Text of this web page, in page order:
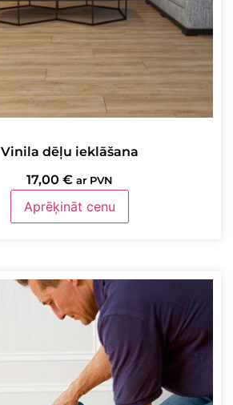
Vinila dēļu ieklāšana
17,00 € ar PVN
Aprēķināt cenu